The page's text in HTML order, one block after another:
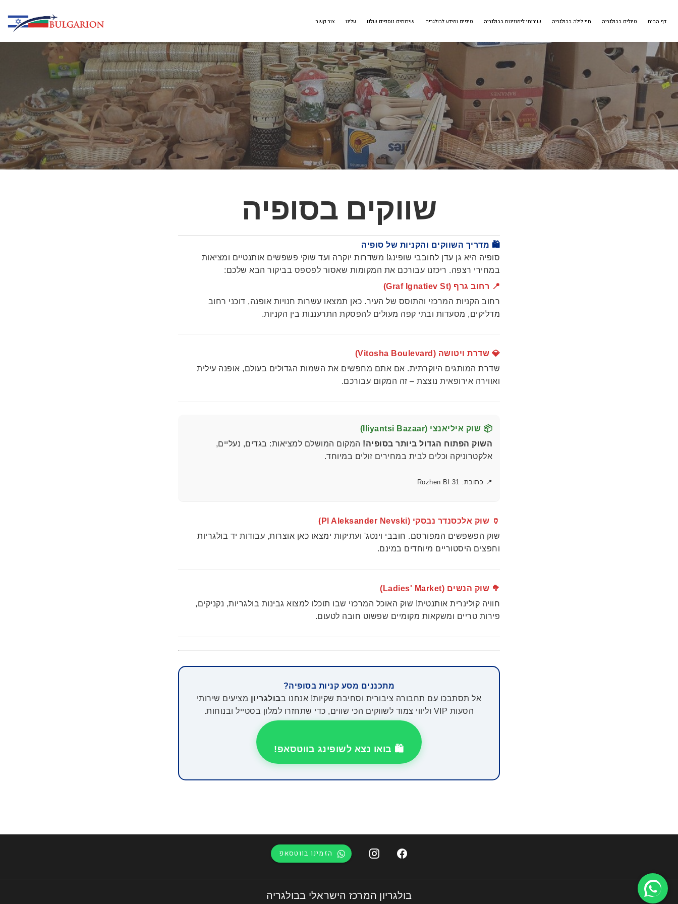
דף הבית טיולים בבולגריה חיי לילה בבולגריה שירותי לימוזינות בבולגריה טיפים ומידע לבולגריה שירותים נוספים שלנו עלינו צור קשר
שווקים בסופיה
🛍️ מדריך השווקים והקניות של סופיה
סופיה היא גן עדן לחובבי שופינג! משדרות יוקרה ועד שוקי פשפשים אותנטיים ומציאות
במחירי רצפה. ריכזנו עבורכם את המקומות שאסור לפספס בביקור הבא שלכם:
📍 רחוב גרף (Graf Ignatiev St)
רחוב הקניות המרכזי והתוסס של העיר. כאן תמצאו עשרות חנויות אופנה, דוכני רחוב
מדליקים, מסעדות ובתי קפה מעולים להפסקת התרעננות בין הקניות.
💎 שדרת ויטושה (Vitosha Boulevard)
שדרת המותגים היוקרתית. אם אתם מחפשים את השמות הגדולים בעולם, אופנה עילית
ואווירה אירופאית נוצצת – זה המקום עבורכם.
📦 שוק איליאנצי (Iliyantsi Bazaar)
השוק הפתוח הגדול ביותר בסופיה! המקום המושלם למציאות: בגדים, נעליים,
אלקטרוניקה וכלים לבית במחירים זולים במיוחד.
📍 כתובת: 31 Rozhen Bl
🏺 שוק אלכסנדר נבסקי (Pl Aleksander Nevski)
שוק הפשפשים המפורסם. חובבי וינטג' ועתיקות ימצאו כאן אוצרות, עבודות יד בולגריות
וחפצים היסטוריים מיוחדים במינם.
🥦 שוק הנשים (Ladies' Market)
חוויה קולינרית אותנטית! שוק האוכל המרכזי שבו תוכלו למצוא גבינות בולגריות, נקניקים,
פירות טריים ומשקאות מקומיים שפשוט חובה לטעום.
מתכננים מסע קניות בסופיה?
אל תסתבכו עם תחבורה ציבורית וסחיבת שקיות! אנחנו בבולגריון מציעים שירותי
הסעות VIP וליווי צמוד לשווקים הכי שווים, כדי שתחזרו למלון בסטייל ובנוחות.
🛍️ בואו נצא לשופינג בווטסאפ!
הזמינו בווטסאפ
בולגריון המרכז הישראלי בבולגריה